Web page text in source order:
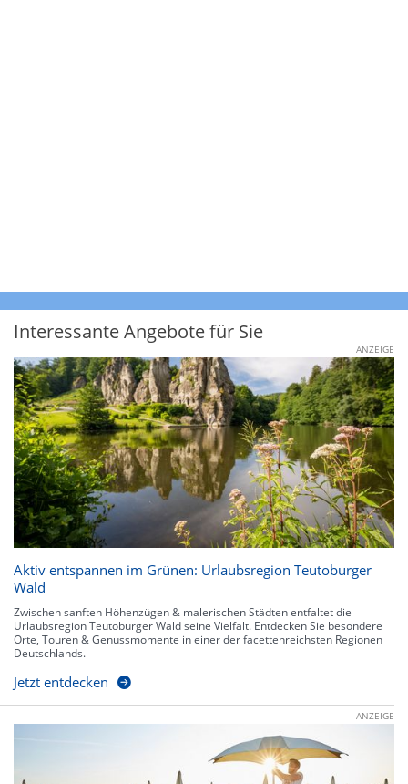
Interessante Angebote für Sie
ANZEIGE
Aktiv entspannen im Grünen: Urlaubsregion Teutoburger
Wald
Zwischen sanften Höhenzügen & malerischen Städten entfaltet die
Urlaubsregion Teutoburger Wald seine Vielfalt. Entdecken Sie besondere
Orte, Touren & Genussmomente in einer der facettenreichsten Regionen
Deutschlands.
Jetzt entdecken
ANZEIGE